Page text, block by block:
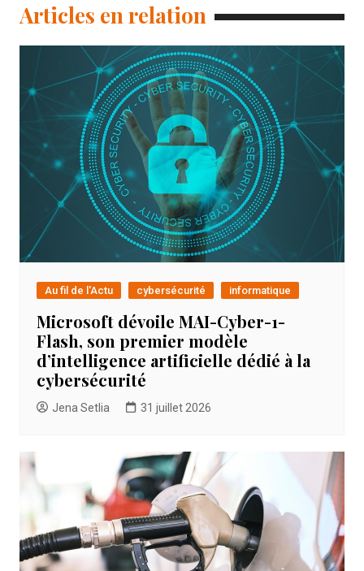
Articles en relation
Au fil de l'Actu cybersécurité informatique
Microsoft dévoile MAI-Cyber-1-
Flash, son premier modèle
d’intelligence artificielle dédié à la
cybersécurité
Jena Setlia 31 juillet 2026